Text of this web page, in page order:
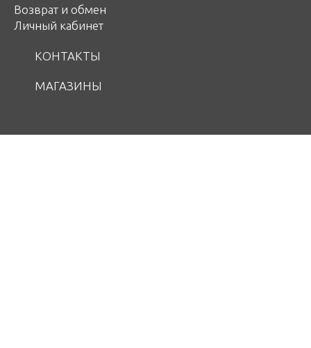
Возврат и обмен
Личный кабинет
КОНТАКТЫ
МАГАЗИНЫ